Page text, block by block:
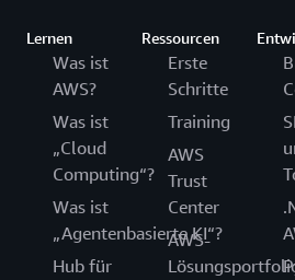
Lernen
Was ist
AWS?
Was ist
„Cloud
Computing“?
Was ist
„Agentenbasierte KI“?
Hub für
Ressourcen
Erste
Schritte
Training
AWS
Trust
Center
AWS-